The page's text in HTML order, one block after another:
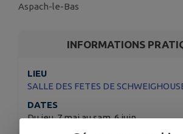
Aspach-le-Bas
INFORMATIONS
LIEU
SALLE DES FETES DE
DATES
Du jeu. 7 mai au sam. 6 juin